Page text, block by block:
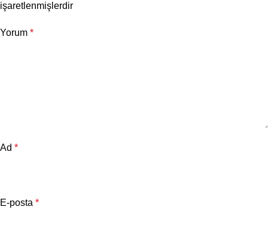
işaretlenmişlerdir
Yorum *
Ad *
E-posta *